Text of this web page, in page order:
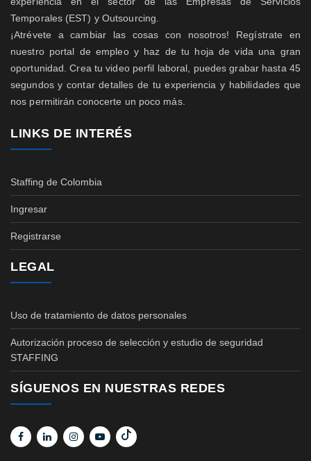
Temporales (EST) y Outsourcing.
¡Atrévete a cambiar las cosas con nosotros! Regístrate en
nuestro portal de empleo y haz de tu hoja de vida una gran
oportunidad. Crea tu video perfil laboral, puedes grabar hasta 45
segundos y contar detalles de tu experiencia y habilidades que
nos permitirán conocerte un poco más.
LINKS DE INTERÉS
Staffing de Colombia
Ingresar
Registrarse
LEGAL
Uso de tratamiento de datos personales
Autorización proceso de selección y estudio de seguridad
STAFFING
SÍGUENOS EN NUESTRAS REDES